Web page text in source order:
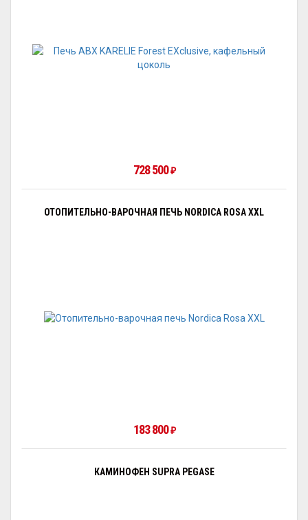
728 500₽
ОТОПИТЕЛЬНО-ВАРОЧНАЯ ПЕЧЬ NORDICA ROSA XXL
183 800₽
КАМИНОФЕН SUPRA PEGASE